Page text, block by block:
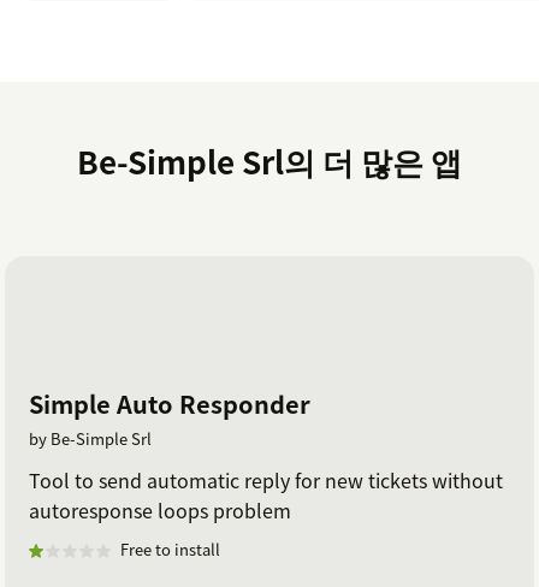
Be-Simple Srl의 더 많은 앱
Simple Auto Responder
by Be-Simple Srl
Tool to send automatic reply for new tickets without
autoresponse loops problem
Free to install